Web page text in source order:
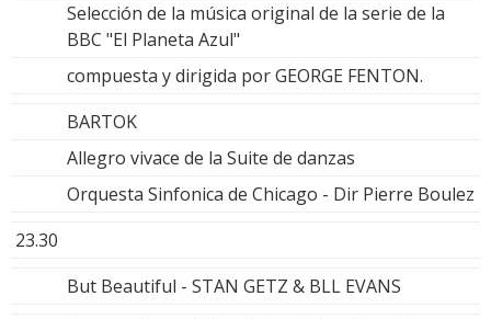
Selección de la música original de la serie de la
BBC "El Planeta Azul"
compuesta y dirigida por GEORGE FENTON.
BARTOK
Allegro vivace de la Suite de danzas
Orquesta Sinfonica de Chicago - Dir Pierre Boulez
23.30
But Beautiful - STAN GETZ & BLL EVANS